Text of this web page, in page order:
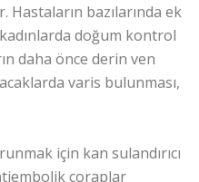
bazılarında ek
doğum kontrol
daha önce derin ven
varis bulunması,
için kan sulandırıcı
çoraplar